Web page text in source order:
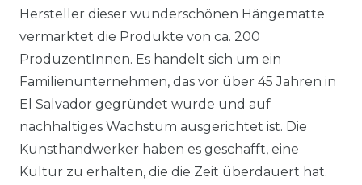
Hersteller dieser wunderschönen Hängematte
vermarktet die Produkte von ca. 200
ProduzentInnen. Es handelt sich um ein
Familienunternehmen, das vor über 45 Jahren in
El Salvador gegründet wurde und auf
nachhaltiges Wachstum ausgerichtet ist. Die
Kunsthandwerker haben es geschafft, eine
Kultur zu erhalten, die die Zeit überdauert hat.